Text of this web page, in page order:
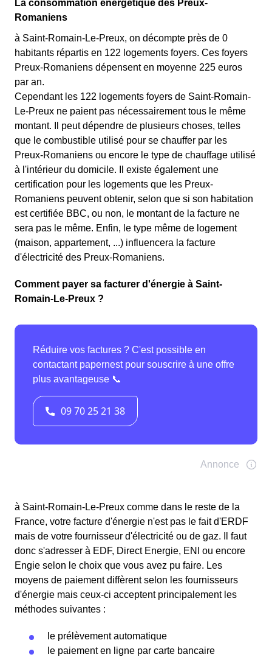
La consommation énergétique des Preux-
Romaniens
à Saint-Romain-Le-Preux, on décompte près de 0
habitants répartis en 122 logements foyers. Ces foyers
Preux-Romaniens dépensent en moyenne 225 euros
par an.
Cependant les 122 logements foyers de Saint-Romain-
Le-Preux ne paient pas nécessairement tous le même
montant. Il peut dépendre de plusieurs choses, telles
que le combustible utilisé pour se chauffer par les
Preux-Romaniens ou encore le type de chauffage utilisé
à l'intérieur du domicile. Il existe également une
certification pour les logements que les Preux-
Romaniens peuvent obtenir, selon que si son habitation
est certifiée BBC, ou non, le montant de la facture ne
sera pas le même. Enfin, le type même de logement
(maison, appartement, ...) influencera la facture
d'électricité des Preux-Romaniens.
Comment payer sa facturer d'énergie à Saint-
Romain-Le-Preux ?
à Saint-Romain-Le-Preux comme dans le reste de la
France, votre facture d'énergie n'est pas le fait d'ERDF
mais de votre fournisseur d'électricité ou de gaz. Il faut
donc s'adresser à EDF, Direct Energie, ENI ou encore
Engie selon le choix que vous avez pu faire. Les
moyens de paiement diffèrent selon les fournisseurs
d'énergie mais ceux-ci acceptent principalement les
méthodes suivantes :
le prélèvement automatique
le paiement en ligne par carte bancaire